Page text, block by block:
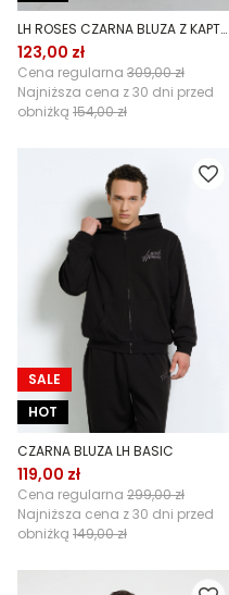
LH ROSES CZARNA BLUZA Z KAPTUREM
123,00 zł
Cena regularna 309,00 zł
Najniższa cena z 30 dni przed
obniżką 154,00 zł
SALE
HOT
CZARNA BLUZA LH BASIC
119,00 zł
Cena regularna 299,00 zł
Najniższa cena z 30 dni przed
obniżką 149,00 zł